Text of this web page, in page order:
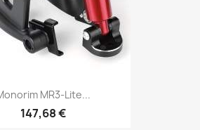
MR3-Lite...
147,68 €